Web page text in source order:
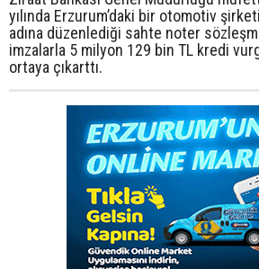
yılında Erzurum’daki bir otomotiv
adına düzenlediği sahte noter
imzalarla 5 milyon 129 bin TL kredi
ortaya çıkarttı.